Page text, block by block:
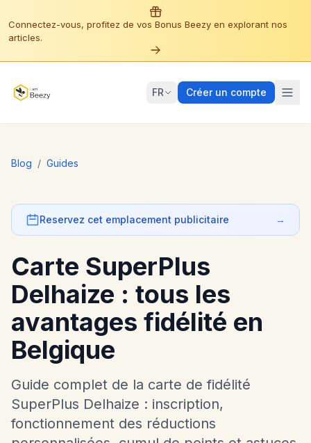
Connectez-vous, profitez de vos Bonus Beezy en explorant nos
articles.
FR Créer un compte
Blog / Guides
Reservez cet emplacement publicitaire →
Carte SuperPlus
Delhaize : tous les
avantages fidélité en
Belgique
Guide complet de la carte de fidélité
SuperPlus Delhaize : inscription,
fonctionnement des réductions